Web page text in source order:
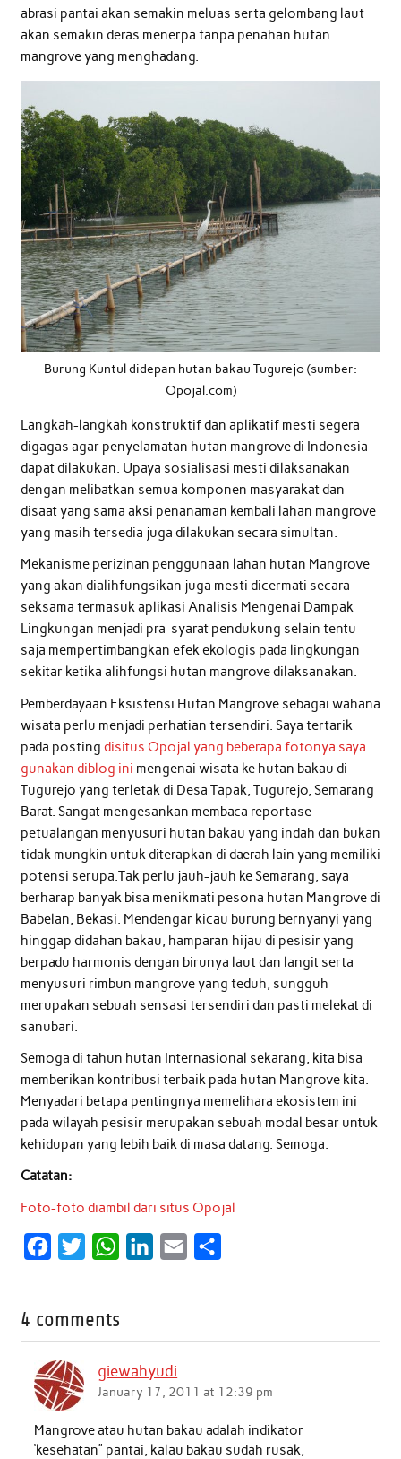
abrasi pantai akan semakin meluas serta gelombang laut
akan semakin deras menerpa tanpa penahan hutan
mangrove yang menghadang.
Burung Kuntul didepan hutan bakau Tugurejo (sumber:
Opojal.com)
Langkah-langkah konstruktif dan aplikatif mesti segera
digagas agar penyelamatan hutan mangrove di Indonesia
dapat dilakukan. Upaya sosialisasi mesti dilaksanakan
dengan melibatkan semua komponen masyarakat dan
disaat yang sama aksi penanaman kembali lahan mangrove
yang masih tersedia juga dilakukan secara simultan.
Mekanisme perizinan penggunaan lahan hutan Mangrove
yang akan dialihfungsikan juga mesti dicermati secara
seksama termasuk aplikasi Analisis Mengenai Dampak
Lingkungan menjadi pra-syarat pendukung selain tentu
saja mempertimbangkan efek ekologis pada lingkungan
sekitar ketika alihfungsi hutan mangrove dilaksanakan.
Pemberdayaan Eksistensi Hutan Mangrove sebagai wahana
wisata perlu menjadi perhatian tersendiri. Saya tertarik
pada posting disitus Opojal yang beberapa fotonya saya
gunakan diblog ini mengenai wisata ke hutan bakau di
Tugurejo yang terletak di Desa Tapak, Tugurejo, Semarang
Barat. Sangat mengesankan membaca reportase
petualangan menyusuri hutan bakau yang indah dan bukan
tidak mungkin untuk diterapkan di daerah lain yang memiliki
potensi serupa.Tak perlu jauh-jauh ke Semarang, saya
berharap banyak bisa menikmati pesona hutan Mangrove di
Babelan, Bekasi. Mendengar kicau burung bernyanyi yang
hinggap didahan bakau, hamparan hijau di pesisir yang
berpadu harmonis dengan birunya laut dan langit serta
menyusuri rimbun mangrove yang teduh, sungguh
merupakan sebuah sensasi tersendiri dan pasti melekat di
sanubari.
Semoga di tahun hutan Internasional sekarang, kita bisa
memberikan kontribusi terbaik pada hutan Mangrove kita.
Menyadari betapa pentingnya memelihara ekosistem ini
pada wilayah pesisir merupakan sebuah modal besar untuk
kehidupan yang lebih baik di masa datang. Semoga.
Catatan:
Foto-foto diambil dari situs Opojal
e
o
o
k
t
W
t
A
p
d
n
4 comments
giewahyudi
January 17, 2011 at 12:39 pm
Mangrove atau hutan bakau adalah indikator
‘kesehatan” pantai, kalau bakau sudah rusak,